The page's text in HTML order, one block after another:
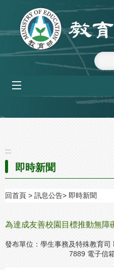
跳到主要內容區塊
:::
即時新聞
回首頁 訊息公告 即時新聞
為達成友善校園目標推動無障
發布單位：學生事務及特殊教育
7889 電子信